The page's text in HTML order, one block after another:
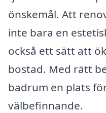
önskemål. Att
inte bara en
också ett sätt att
bostad. Med rätt
badrum en plats
välbefinnande.